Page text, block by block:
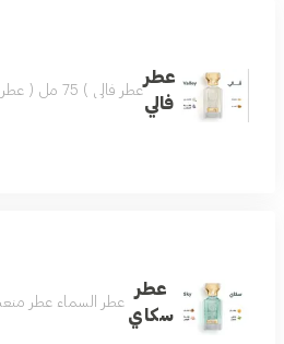
عطر
فالي
عطر فالي ) 75 مل ( عطر يستحقك عطر الجمال والروعة يسعد القلب تركيبة فاخرة مميزة تضفي ليومك مزيجاً من اللطف والجمال وروح السعادة.عطر فالي اختيار كل الناس
عطر
سكاي
عطر السماء عطر